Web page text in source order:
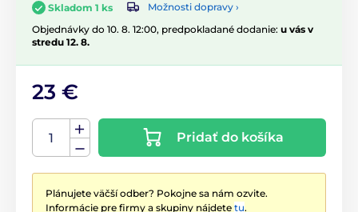
Skladom 1 ks
Možnosti dopravy ›
Objednávky do 10. 8. 12:00, predpokladané dodanie: u vás v
stredu 12. 8.
23 €
Pridať do košíka
Plánujete väčší odber? Pokojne sa nám ozvite.
Informácie pre firmy a skupiny nájdete tu.